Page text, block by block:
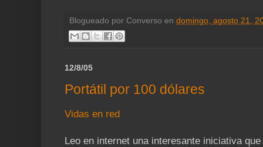
Blogueado por Converso en domingo, agosto 21,
12/8/05
Portátil por 100 dólares
Vidas en red
Leo en internet una interesante iniciativa